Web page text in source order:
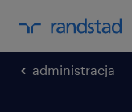
administracja